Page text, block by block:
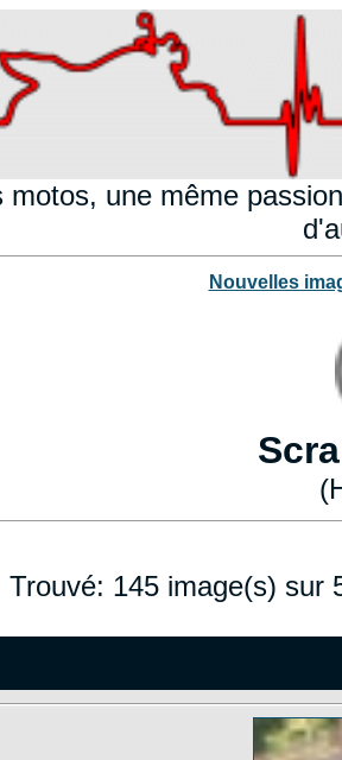
motos, une même
Nouvelles
Trouvé: 145 image(s) sur